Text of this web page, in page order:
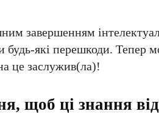
завершенням
будь-які перешкоди. Тепер
це заслужив(ла)!
щоб ці знання